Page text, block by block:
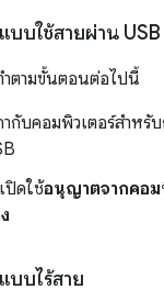
บบใช้สายผ่าน USB
ำตามขั้นตอนต่อไปนี้
กับคอมพิวเตอร์สำหรั
ปิดใช้อนุญาตจากคอม
บบไร้สาย